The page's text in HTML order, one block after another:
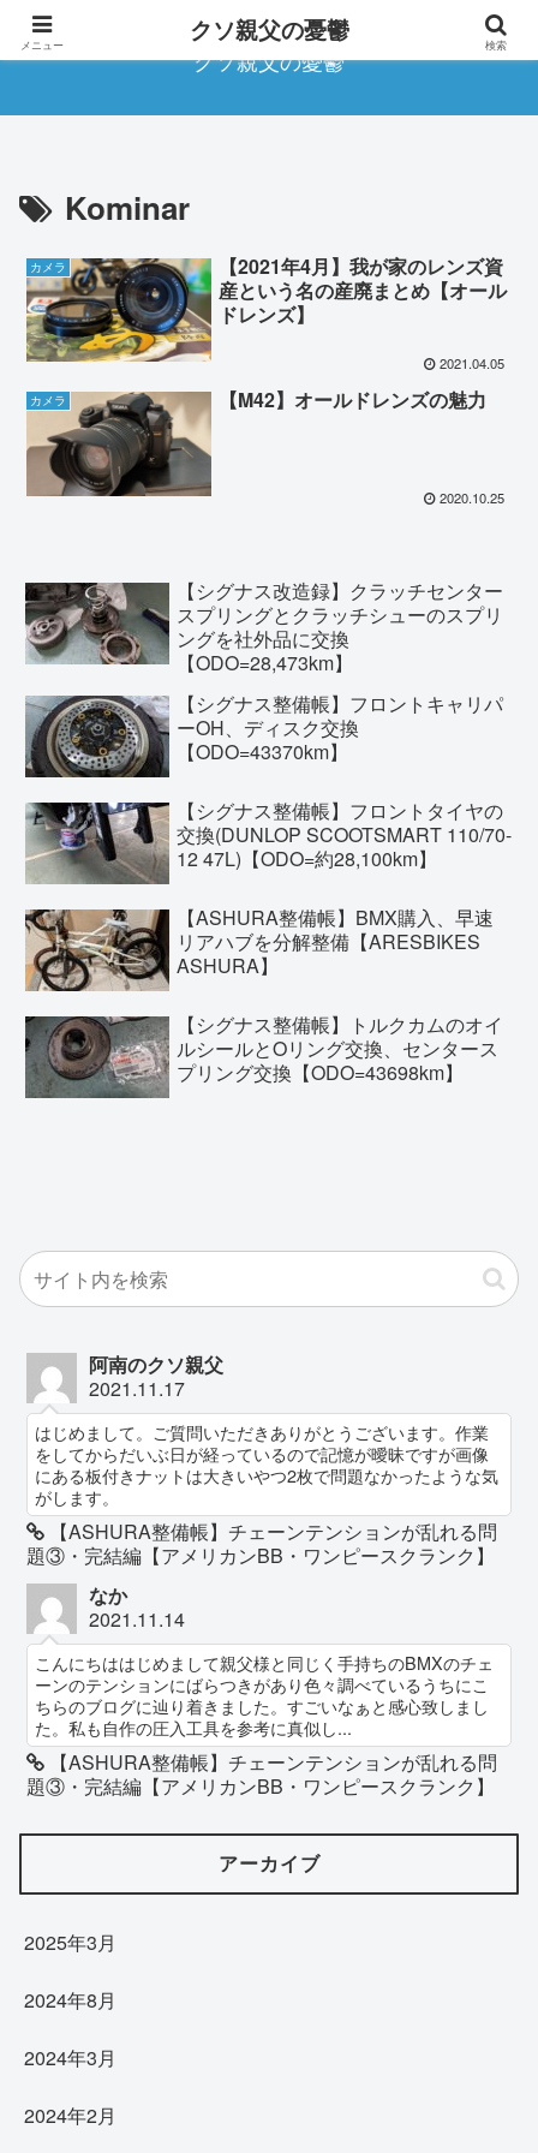
クソ親父の憂鬱
Kominar
カメラ
【2021年4月】我が家のレンズ資
産という名の産廃まとめ【オール
ドレンズ】
2021.04.05
カメラ 【M42】オールドレンズの魅力
2020.10.25
【シグナス改造録】クラッチセンター
スプリングとクラッチシューのスプリ
ングを社外品に交換
【ODO=28,473km】
【シグナス整備帳】フロントキャリパ
ーOH、ディスク交換
【ODO=43370km】
【シグナス整備帳】フロントタイヤの
交換(DUNLOP SCOOTSMART 110/70-
12 47L)【ODO=約28,100km】
【ASHURA整備帳】BMX購入、早速
リアハブを分解整備【ARESBIKES
ASHURA】
【シグナス整備帳】トルクカムのオイ
ルシールとOリング交換、センタース
プリング交換【ODO=43698km】
阿南のクソ親父
2021.11.17
はじめまして。ご質問いただきありがとうございます。作業
をしてからだいぶ日が経っているので記憶が曖昧ですが画像
にある板付きナットは大きいやつ2枚で問題なかったような気
がします。
【ASHURA整備帳】チェーンテンションが乱れる問
題③・完結編【アメリカンBB・ワンピースクランク】
なか
2021.11.14
こんにちははじめまして親父様と同じく手持ちのBMXのチェ
ーンのテンションにばらつきがあり色々調べているうちにこ
ちらのブログに辿り着きました。すごいなぁと感心致しまし
た。私も自作の圧入工具を参考に真似し...
【ASHURA整備帳】チェーンテンションが乱れる問
題③・完結編【アメリカンBB・ワンピースクランク】
アーカイブ
2025年3月
2024年8月
2024年3月
2024年2月
メニュー クソ親父の憂鬱 検索